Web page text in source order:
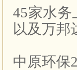
45家水务
以及万邦
中原环保